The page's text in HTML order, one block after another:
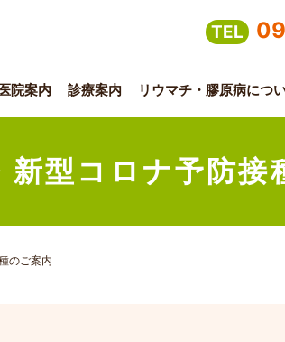
院案内 診療案内 リウマチ・膠原病につ
TEL
型コロナ予防接
のご案内